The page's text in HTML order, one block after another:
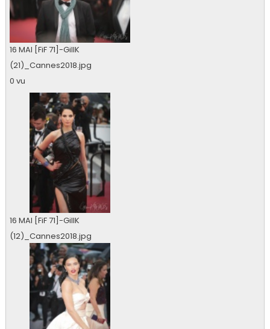
16 MAI [FiF 71]-GillK
(21)_Cannes2018.jpg
0 vu
16 MAI [FiF 71]-GillK
(12)_Cannes2018.jpg